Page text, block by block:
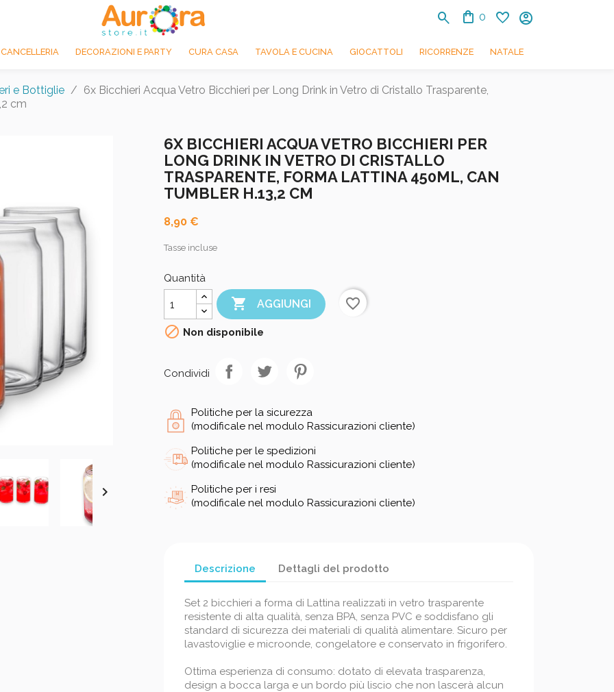
search shopping_bag 0 favorite account_circle
DECORAZIONI E PARTY CURA CASA TAVOLA E CUCINA GIOCATTOLI RICORRENZE NATALE
e Bottiglie
6x Bicchieri Acqua Vetro Bicchieri per Long Drink in Vetro di Cristallo Trasparente,
cm

6X BICCHIERI ACQUA VETRO BICCHIERI PER
LONG DRINK IN VETRO DI CRISTALLO
TRASPARENTE, FORMA LATTINA 450ML, CAN
TUMBLER H.13,2 CM
8,90 €
Tasse incluse
Quantità
 AGGIUNGI
favorite_border
 Non disponibile
Condividi
Politiche per la sicurezza
(modificale nel modulo Rassicurazioni cliente)
Politiche per le spedizioni
(modificale nel modulo Rassicurazioni cliente)
Politiche per i resi
(modificale nel modulo Rassicurazioni cliente)
Descrizione Dettagli del prodotto
Set 2 bicchieri a forma di Lattina realizzati in vetro trasparente
resistente di alta qualità, senza BPA, senza PVC e soddisfano gli
standard di sicurezza dei materiali di qualità alimentare. Sicuro per
lavastoviglie e microonde, congelatore e conservato in frigorifero.
Ottima esperienza di consumo: dotato di elevata trasparenza,
design a bocca larga e un bordo più liscio che non lascerà alcun